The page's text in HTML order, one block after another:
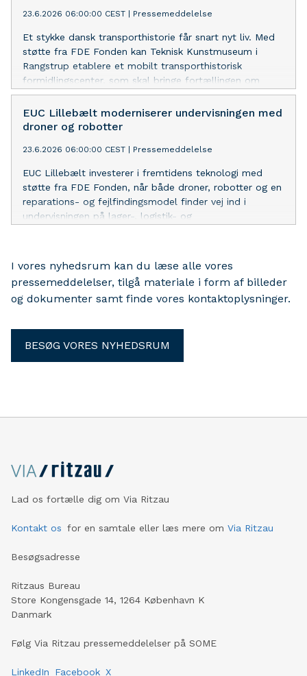
23.6.2026 06:00:00 CEST Pressemeddelelse
Et stykke dansk transporthistorie får snart nyt liv. Med
støtte fra FDE Fonden kan Teknisk Kunstmuseum i
Rangstrup etablere et mobilt transporthistorisk
formidlingscenter, som skal bringe fortællingen om
dansk godstransport ud til skoler, messer, veterantræf
og branchearrangementer.
EUC Lillebælt moderniserer undervisningen med
droner og robotter
23.6.2026 06:00:00 CEST Pressemeddelelse
EUC Lillebælt investerer i fremtidens teknologi med
støtte fra FDE Fonden, når både droner, robotter og en
reparations- og fejlfindingsmodel finder vej ind i
undervisningen på lager-, logistik- og
I vores nyhedsrum kan du læse alle vores
pressemeddelelser, tilgå materiale i form af billeder
og dokumenter samt finde vores kontaktoplysninger.
BESØG VORES NYHEDSRUM
Lad os fortælle dig om Via Ritzau
Kontakt os for en samtale eller læs mere om Via Ritzau
Besøgsadresse
Ritzaus Bureau
Store Kongensgade 14, 1264 København K
Danmark
Følg Via Ritzau pressemeddelelser på SOME
LinkedIn Facebook X